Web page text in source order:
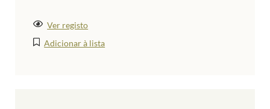
Ver registo
Adicionar à lista